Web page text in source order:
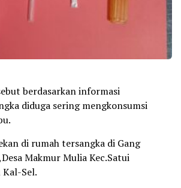
berdasarkan informasi
diduga sering mengkonsumsi
di rumah tersangka di Gang
Makmur Mulia Kec.Satui
Kal-Sel.